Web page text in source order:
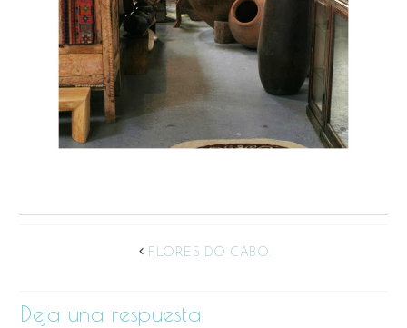
FLORES DO CABO.
Deja una respuesta